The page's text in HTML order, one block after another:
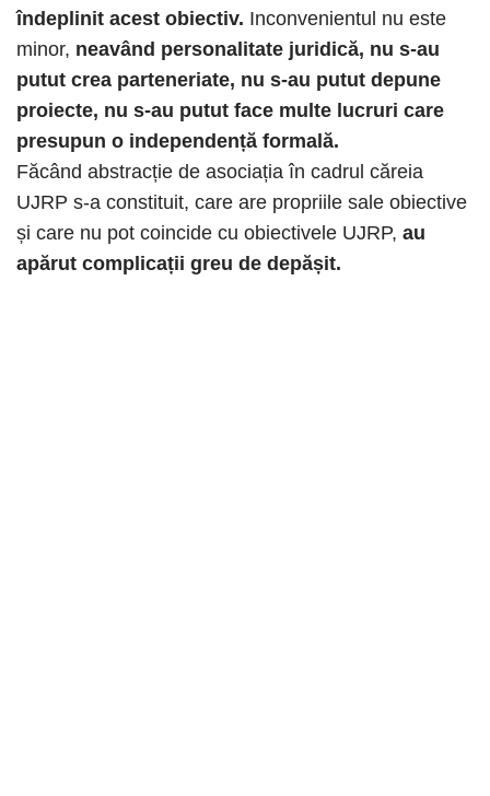
îndeplinit acest obiectiv. Inconvenientul nu este
minor, neavând personalitate juridică, nu s-au
putut crea parteneriate, nu s-au putut depune
proiecte, nu s-au putut face multe lucruri care
presupun o independență formală.
Făcând abstracție de asociația în cadrul căreia
UJRP s-a constituit, care are propriile sale obiective
și care nu pot coincide cu obiectivele UJRP, au
apărut complicații greu de depășit.